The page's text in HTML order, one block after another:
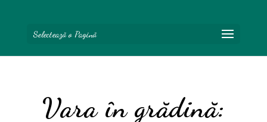
Selectează o Pagină
Vara în grădină: